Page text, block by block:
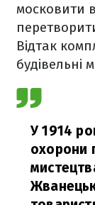
московити
Відтак
будівельні
У 1914
охорони